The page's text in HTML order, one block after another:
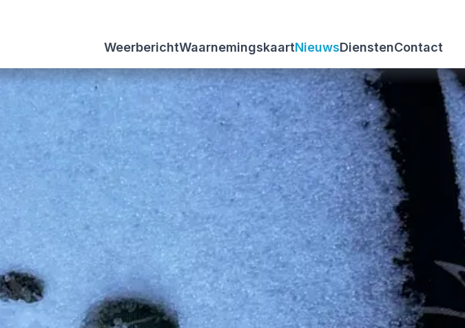
WeerberichtWaarnemingskaartNieuwsDienstenContact